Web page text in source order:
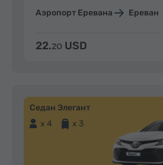
Аэропорт Еревана Ереван
22.20 USD
Седан Элегант
x 4
x 3